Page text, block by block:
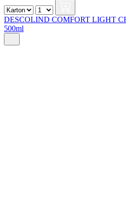
DESCOLIND COMFORT LIGHT
500ml